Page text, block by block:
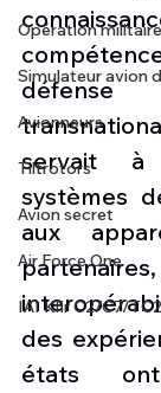
Opération
Simulateur avion
Avionneurs
Tiltrotors
Avion secret
Air Force One
IAI Kfir C2/C7/TC2
servait à
systèmes
aux
des
états